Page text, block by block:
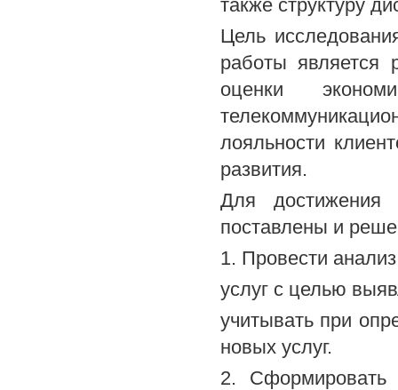
также структуру
Цель
работы является
оценки
лояльности
развития.
Для достижения
поставлены и
1. Провести
услуг с целью
учитывать при
новых услуг.
2. Сформировать